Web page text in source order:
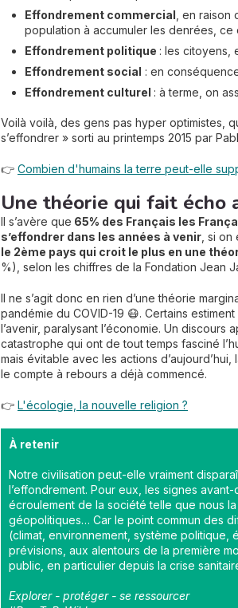
Effondrement commercial , en
population à accumuler les denrées,
Effondrement politique : les citoyens,
Effondrement social : en
Effondrement culturel : à terme, on
Voilà voilà, des gens pas hyper optimistes,
s’effondrer » sorti au printemps 2015 par
👉 Combien d'humains la terre peut-elle
Une théorie qui fait écho
Il s’avère que 65% des Français les
s’effondrer dans les années à venir , si
le 2ème pays qui croit le plus en une
%), selon les chiffres de la Fondation Jean
Il ne s’agit donc en rien d’une théorie
pandémie du COVID-19 😷. Certains
l’avenir, paralysant l’économie. Un
catastrophe qui ont de tout temps fasciné
mais évitable avec les actions
le compte à rebours a déjà commencé.
👉 L'écologie, la nouvelle religion ?
À retenir
Notre civilisation peut-elle vraiment
l’effondrement. Pour eux, les signes
écroulement de la société telle que nous
géopolitiques… Car le point commun des
(climat, environnement, système
prévisions, aux alentours de la première
public, en particulier depuis la crise
Explorer - protéger - se ressourcer